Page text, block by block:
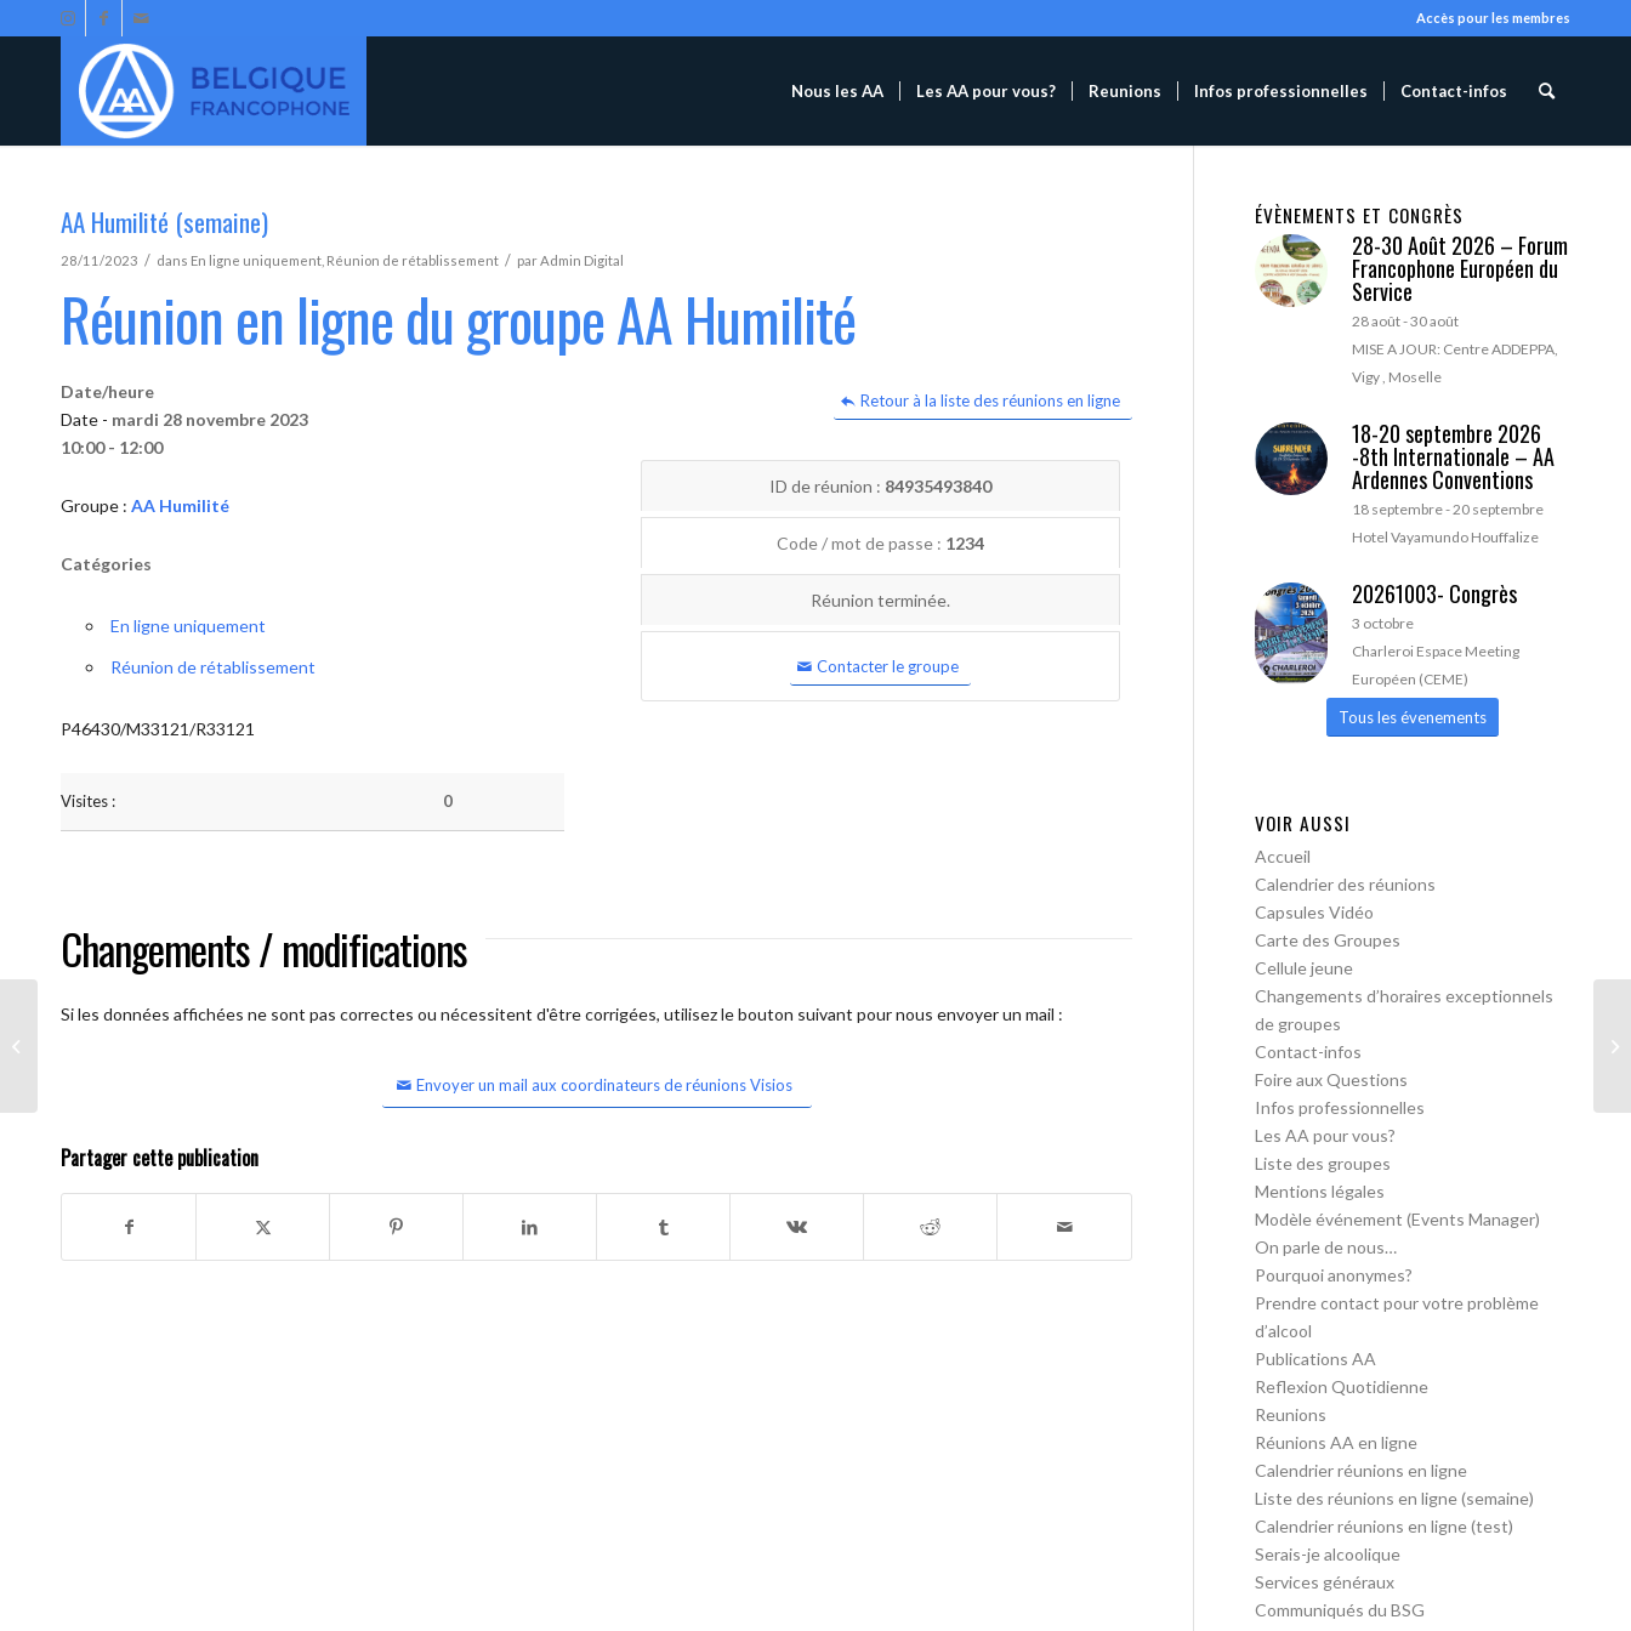
Accès pour les membres
Nous les AA Les AA pour vous? Reunions Infos professionnelles Contact-infos
AA Humilité (semaine)
28/11/2023 / dans En ligne uniquement Réunion de rétablissement / parAdmin Digital
Réunion en ligne du groupe AA Humilité
Retour à la liste des réunions en ligne
Date/heure
Date - mardi 28 novembre 2023
10:00 - 12:00
Groupe : AA Humilité
Catégories
En ligne uniquement
Réunion de rétablissement
P46430/M33121/R33121
Visites : 0
ID de réunion : 84935493840
Code / mot de passe : 1234
Réunion terminée.
Contacter le groupe
Changements / modifications
Si les données affichées ne sont pas correctes ou nécessitent d'être corrigées, utilisez le bouton suivant pour nous envoyer un mail :
Envoyer un mail aux coordinateurs de réunions Visios
Partager cette publication
ÉVÈNEMENTS ET CONGRÈS
28-30 Août 2026 – Forum
Francophone Européen du
Service
28 août-30 août
MISE A JOUR: Centre ADDEPPA,
Vigy , Moselle
18-20 septembre 2026
-8th Internationale – AA
Ardennes Conventions
18 septembre-20 septembre
Hotel Vayamundo Houffalize
20261003- Congrès
3 octobre
Charleroi Espace Meeting
Européen (CEME)
Tous les évenements
VOIR AUSSI
Accueil
Calendrier des réunions
Capsules Vidéo
Carte des Groupes
Cellule jeune
Changements d’horaires exceptionnels
de groupes
Contact-infos
Foire aux Questions
Infos professionnelles
Les AA pour vous?
Liste des groupes
Mentions légales
Modèle événement (Events Manager)
On parle de nous…
Pourquoi anonymes?
Prendre contact pour votre problème
d’alcool
Publications AA
Reflexion Quotidienne
Reunions
Réunions AA en ligne
Calendrier réunions en ligne
Liste des réunions en ligne (semaine)
Calendrier réunions en ligne (test)
Serais-je alcoolique
Services généraux
Communiqués du BSG